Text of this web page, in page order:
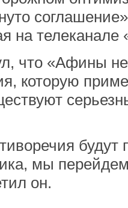
на телеканале
что «Афины не
которую
мы
он.